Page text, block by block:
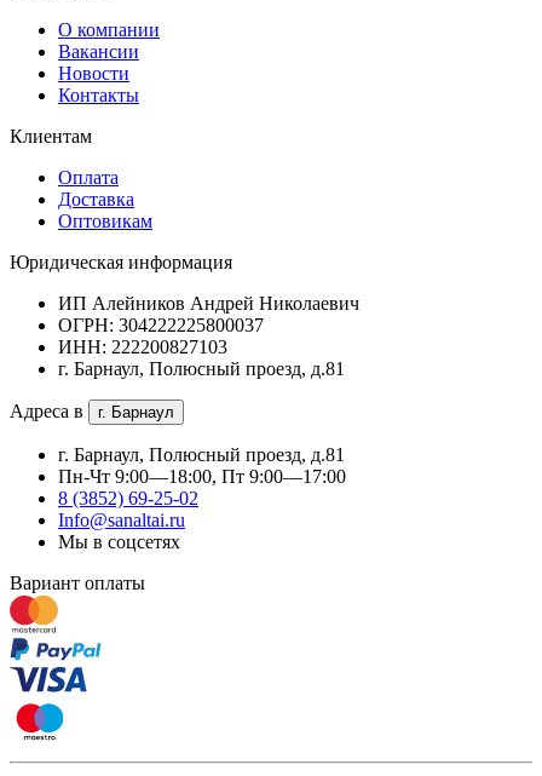
О компании
Вакансии
Новости
Контакты
Клиентам
Оплата
Доставка
Оптовикам
Юридическая информация
ИП Алейников Андрей Николаевич
ОГРН: 304222225800037
ИНН: 222200827103
г. Барнаул, Полюсный проезд, д.81
Адреса в г. Барнаул
г. Барнаул, Полюсный проезд, д.81
Пн-Чт 9:00—18:00, Пт 9:00—17:00
8 (3852) 69-25-02
Info@sanaltai.ru
Мы в соцсетях
Вариант оплаты